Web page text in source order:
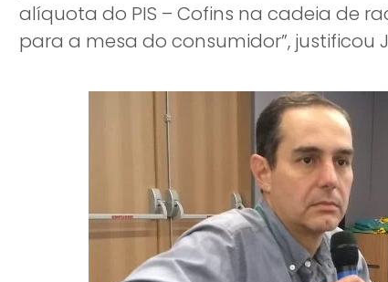
alíquota do PIS – Cofins na cadeia de
para a mesa do consumidor”, justificou